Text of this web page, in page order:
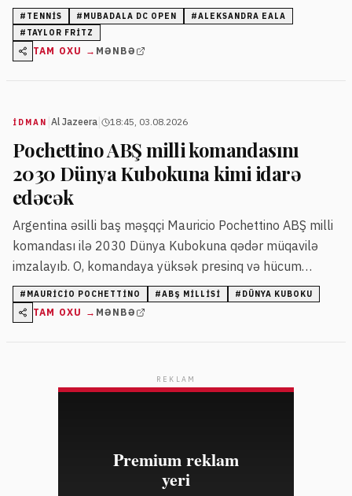
dünya üçüncüsü Cessika Pegulanı məğlub etdi.
# TENNIS # MUBADALA DC OPEN #ALEKSANDRA EALA
# TAYLOR FRITZ
TAM OXU → MƏNBƏ
İDMAN Al Jazeera 18:45, 03.08.2026
Pochettino ABŞ milli komandasını
2030 Dünya Kubokuna kimi idarə
edəcək
Argentina əsilli baş məşqçi Mauricio Pochettino ABŞ milli
komandası ilə 2030 Dünya Kubokuna qədər müqavilə
imzalayıb. O, komandaya yüksək presinq və hücum
futbolu prinsipləri ilə rəhbərlik edir.
# MAURICIO POCHETTINO #ABŞ MILLISI # DÜNYA KUBOKU
TAM OXU → MƏNBƏ
REKLAM